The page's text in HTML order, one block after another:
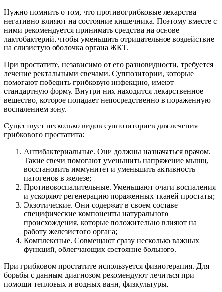
Нужно помнить о том, что противогрибковые лекарства
негативно влияют на состояние кишечника. Поэтому вместе с
ними рекомендуется принимать средства на основе
лактобактерий, чтобы уменьшить отрицательное воздействие
на слизистую оболочка органа ЖКТ.
При простатите, независимо от его разновидности, требуется
лечение ректальными свечами. Суппозитории, которые
помогают победить грибковую инфекцию, имеют
стандартную форму. Внутри них находится лекарственное
вещество, которое попадает непосредственно в пораженную
воспалением зону.
Существует несколько видов суппозиториев для лечения
грибкового простатита:
Антибактериальные. Они должны назначаться врачом.
Такие свечи помогают уменьшить напряжение мышц,
восстановить иммунитет и уменьшить активность
патогенов в железе;
Противовоспалительные. Уменьшают очаги воспаления
и ускоряют регенерацию пораженных тканей простаты;
Экзотические. Они содержат в своем составе
специфические компоненты натурального
происхождения, которые положительно влияют на
работу железистого органа;
Комплексные. Совмещают сразу несколько важных
функций, облегчающих состояние больного.
При грибковом простатите используется физиотерапия. Для
борьбы с данным диагнозом рекомендуют лечиться при
помощи тепловых и водных ванн, физкультуры,